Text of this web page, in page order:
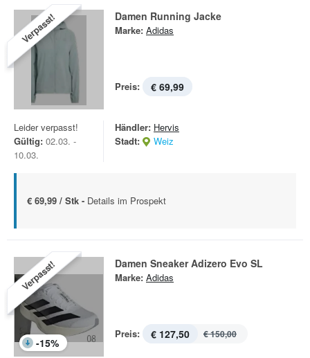
Verpasst! Damen Running Jacke
Marke: Adidas
Preis: € 69,99
Leider verpasst!
Gültig: 02.03. -
10.03.
Händler: Hervis
Stadt:
Weiz
€ 69,99 / Stk - Details im Prospekt
Verpasst!
-15%
Damen Sneaker Adizero Evo SL
Marke: Adidas
Preis: € 127,50 € 150,00